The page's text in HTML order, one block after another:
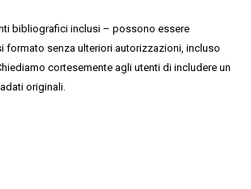
bibliografici inclusi – possono essere
formato senza ulteriori autorizzazioni, incluso
cortesemente agli utenti di includere un
originali.